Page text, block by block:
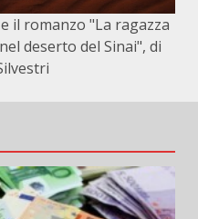
il romanzo "La ragazza
deserto del Sinai", di